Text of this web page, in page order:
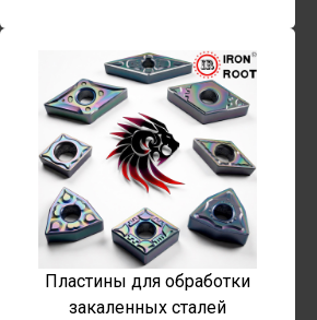
Пластины для обработки
закаленных сталей